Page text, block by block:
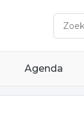
Agenda